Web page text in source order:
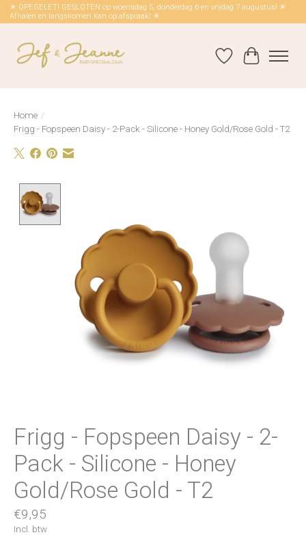
☀ OPEGELET! GESLOTEN op woensdag 5, donderdag 6 en vrijdag 7 augustus! ☀
Afhalen en langskomen kan op afspraak! ☀
Verlanglijst
Home /
Frigg - Fopspeen Daisy - 2-Pack - Silicone - Honey Gold/Rose Gold - T2
Frigg - Fopspeen Daisy - 2-
Pack - Silicone - Honey
Gold/Rose Gold - T2
€9,95
Incl. btw